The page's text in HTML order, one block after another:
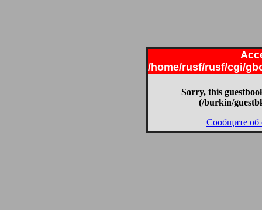
/home/rusf/rusf/cgi/
Sorry, this
(/burkin/
Сообщите об